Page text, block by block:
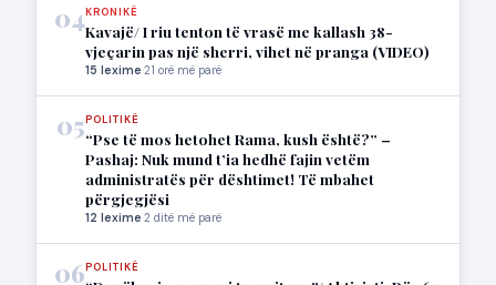
04KRONIKË
Kavajë/ I riu tenton të vrasë me kallash 38-
vjeçarin pas një sherri, vihet në pranga (VIDEO)
15 lexime·21 orë më parë
05POLITIKË
“Pse të mos hetohet Rama, kush është?” –
Pashaj: Nuk mund t’ia hedhë fajin vetëm
administratës për dështimet! Të mbahet
përgjegjësi
12 lexime·2 ditë më parë
06POLITIKË